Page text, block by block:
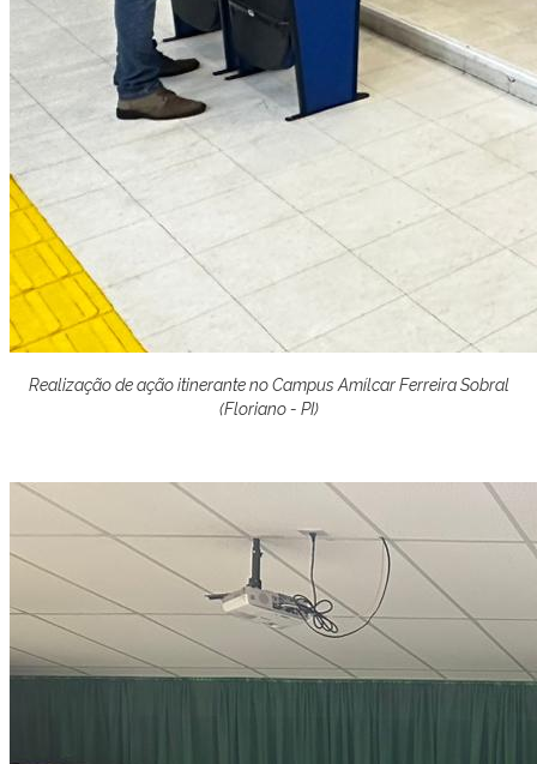
Realização de ação itinerante no Campus Amílcar Ferreira Sobral
(Floriano - PI)